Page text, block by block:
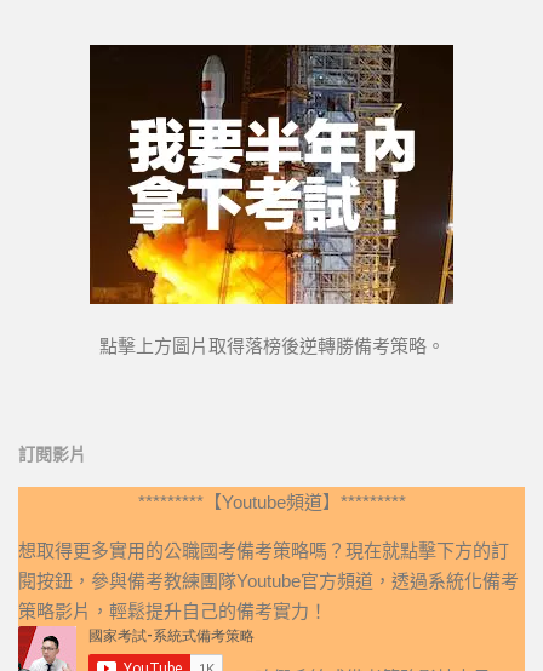
點擊上方圖片取得落榜後逆轉勝備考策略。
訂閱影片
*********【Youtube頻道】*********
想取得更多實用的公職國考備考策略嗎？現在就點擊下方的訂
閱按鈕，參與備考教練團隊Youtube官方頻道，透過系統化備考
策略影片，輕鬆提升自己的備考實力！